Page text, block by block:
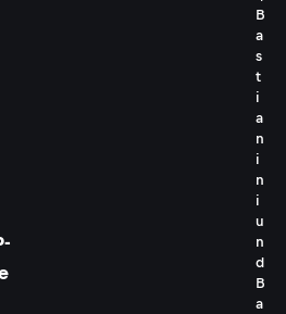
B
a
s
t
i
a
n
i
n
i
u
n
d
B
a